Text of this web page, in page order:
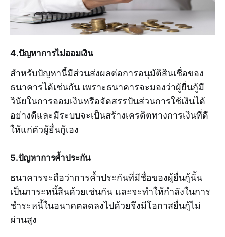
4.ปัญหาการไม่ออมเงิน
สำหรับปัญหานี้มีส่วนส่งผลต่อการอนุมัติสินเชื่อของ
ธนาคารได้เช่นกัน เพราะธนาคารจะมองว่าผู้ยื่นกู้มี
วินัยในการออมเงินหรือจัดสรรปันส่วนการใช้เงินได้
อย่างดีและมีระบบจะเป็นสร้างเครดิตทางการเงินที่ดี
ให้แก่ตัวผู้ยื่นกู้เอง
5.ปัญหาการค้ำประกัน
ธนาคารจะถือว่าการค้ำประกันที่มีชื่อของผู้ยื่นกู้นั้น
เป็นภาระหนี้สินด้วยเช่นกัน และจะทำให้กำลังในการ
ชำระหนี้ในอนาคตลดลงไปด้วยจึงมีโอกาสยื่นกู้ไม่
ผ่านสูง